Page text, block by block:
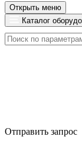
Открыть меню
Каталог
Отправить запрос